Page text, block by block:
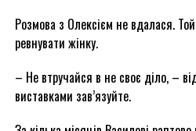
Розмова з Олексієм не вдалася.
ревнувати жінку.
– Не втручайся в не своє діло, –
виставками зав’язуйте.